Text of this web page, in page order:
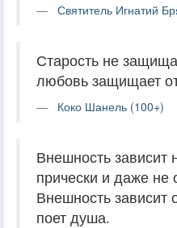
Святитель Игнатий
Старость не
любовь защищает
Коко Шанель (100+)
Внешность зависит
прически и даже не
Внешность зависит
поет душа.